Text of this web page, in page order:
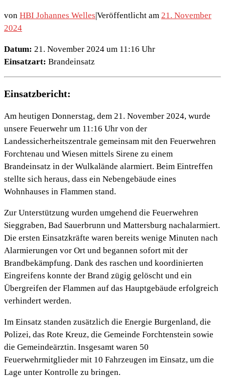
von HBI Johannes Welles|Veröffentlicht am 21. November
2024
Datum: 21. November 2024 um 11:16 Uhr
Einsatzart: Brandeinsatz
Einsatzbericht:
Am heutigen Donnerstag, dem 21. November 2024, wurde
unsere Feuerwehr um 11:16 Uhr von der
Landessicherheitszentrale gemeinsam mit den Feuerwehren
Forchtenau und Wiesen mittels Sirene zu einem
Brandeinsatz in der Wulkalände alarmiert. Beim Eintreffen
stellte sich heraus, dass ein Nebengebäude eines
Wohnhauses in Flammen stand.
Zur Unterstützung wurden umgehend die Feuerwehren
Sieggraben, Bad Sauerbrunn und Mattersburg nachalarmiert.
Die ersten Einsatzkräfte waren bereits wenige Minuten nach
Alarmierungen vor Ort und begannen sofort mit der
Brandbekämpfung. Dank des raschen und koordinierten
Eingreifens konnte der Brand zügig gelöscht und ein
Übergreifen der Flammen auf das Hauptgebäude erfolgreich
verhindert werden.
Im Einsatz standen zusätzlich die Energie Burgenland, die
Polizei, das Rote Kreuz, die Gemeinde Forchtenstein sowie
die Gemeindeärztin. Insgesamt waren 50
Feuerwehrmitglieder mit 10 Fahrzeugen im Einsatz, um die
Lage unter Kontrolle zu bringen.